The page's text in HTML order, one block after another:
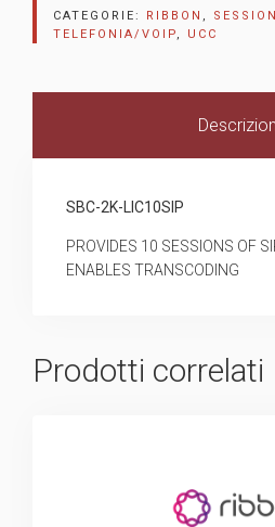
CATEGORIE: RIBBON ,
TELEFONIA/VOIP, UCC
SBC-2K-LIC10SIP
PROVIDES 10 SESSIONS OF
ENABLES TRANSCODING
Prodotti correlati